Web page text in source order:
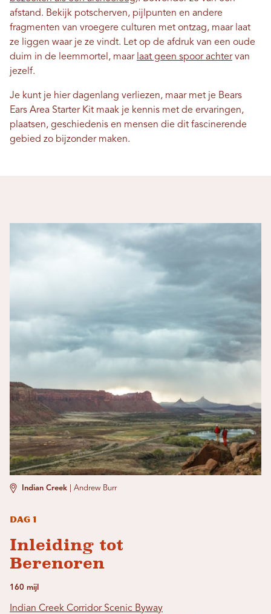
afstand. Bekijk potscherven, pijlpunten en andere
fragmenten van vroegere culturen met ontzag, maar laat
ze liggen waar je ze vindt. Let op de afdruk van een oude
duim in de leemmortel, maar laat geen spoor achtervan
jezelf.
Je kunt je hier dagenlang verliezen, maar met je Bears
Ears Area Starter Kit maak je kennis met de ervaringen,
plaatsen, geschiedenis en mensen die dit fascinerende
gebied zo bijzonder maken.
Indian Creek Andrew Burr
Dag 1
Inleiding tot
Berenoren
160 mijl
Indian Creek Corridor Scenic Byway